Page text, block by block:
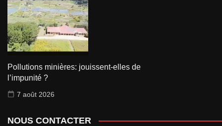
Pollutions minières: jouissent-elles de
l’impunité ?
7 août 2026
NOUS CONTACTER